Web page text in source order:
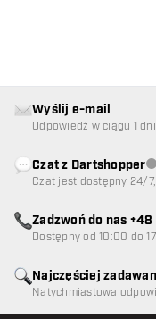
Najczęściej
Natychmiastowa
Wyślij e-mail
Odpowiedź w ciągu 1
Czat z Dartshopper
Czat jest dostępny 24/
Zadzwoń do nas
Dostępny od 10:00 do